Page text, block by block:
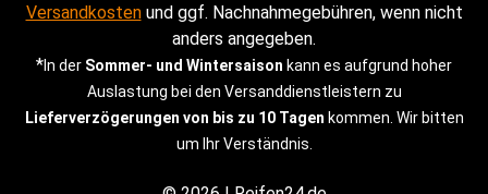
Versandkostenund ggf. Nachnahmegebühren, wenn nicht
anders angegeben.
*In der Sommer- und Wintersaison kann es aufgrund hoher
Auslastung bei den Versanddienstleistern zu
Lieferverzögerungen von bis zu 10 Tagen kommen. Wir bitten
um Ihr Verständnis.